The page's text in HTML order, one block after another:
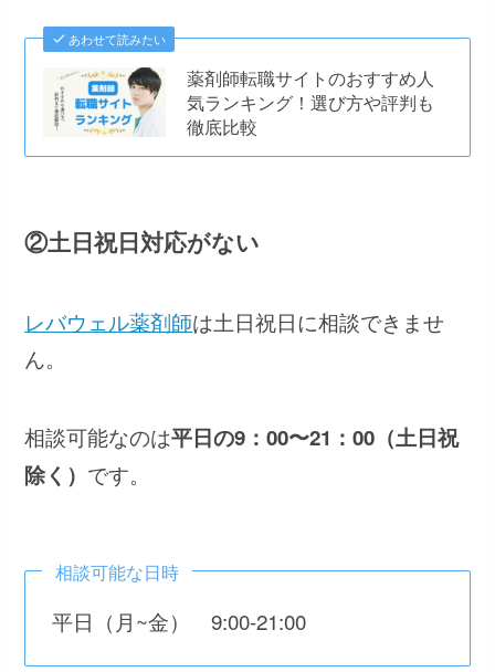
あわせて読みたい
薬剤師転職サイトのおすすめ人
気ランキング！選び方や評判も
徹底比較
②土日祝日対応がない
レバウェル薬剤師は土日祝日に相談できませ
ん。
相談可能なのは平日の9：00〜21：00（土日祝
除く） です。
相談可能な日時
平日（月~金） 9:00-21:00